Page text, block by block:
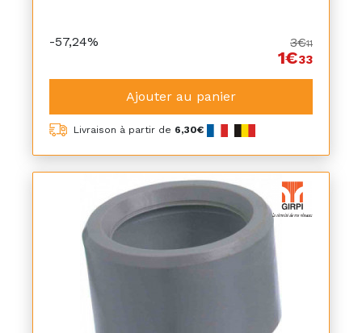
-57,24% 3€11
1€33
Ajouter au panier
Livraison à partir de 6,30€